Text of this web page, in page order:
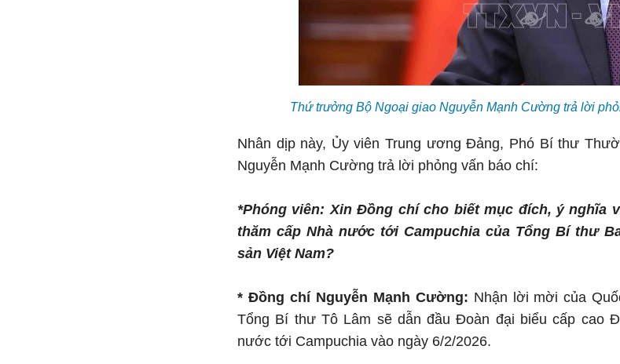
Thứ trưởng Bộ Ngoại giao Nguyễn Mạnh Cường trả lời
Nhân dịp này, Ủy viên Trung ương Đảng, Phó Bí thư
Nguyễn Mạnh Cường trả lời phỏng vấn báo chí:
*Phóng viên: Xin Đồng chí cho biết mục đích, ý nghĩa
thăm cấp Nhà nước tới Campuchia của Tổng Bí thư
sản Việt Nam?
* Đồng chí Nguyễn Mạnh Cường: Nhận lời mời của
Tổng Bí thư Tô Lâm sẽ dẫn đầu Đoàn đại biểu cấp cao
nước tới Campuchia vào ngày 6/2/2026.